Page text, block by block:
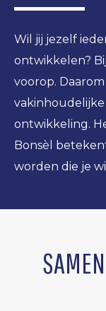
Wil jij jezelf
ontwikkelen?
voorop.
ontwikkeling.
Bonsèl
worden die je